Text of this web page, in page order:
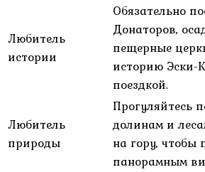
Любитель
истории
Обязательно
Донаторов,
пещерные
историю Эски-
поездкой.
Любитель
природы
Прогуляйтесь
долинам и
на гору, чтобы
панорамным